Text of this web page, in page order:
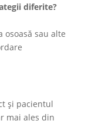
diferite?
osoasă sau alte
și pacientul
mai ales din